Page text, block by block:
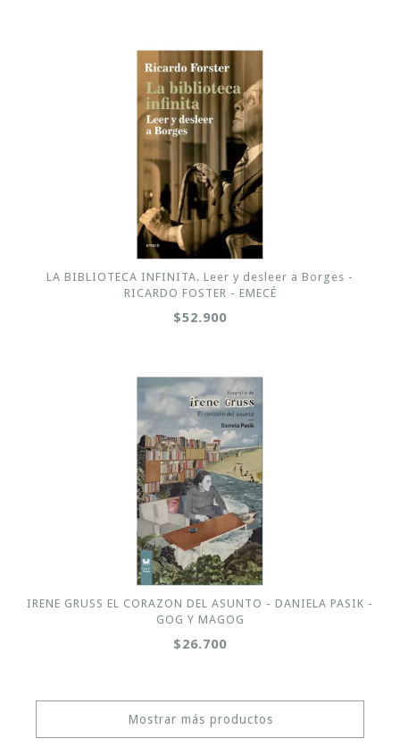
LA BIBLIOTECA INFINITA. Leer y desleer a Borges -
RICARDO FOSTER - EMECÉ
$52.900
IRENE GRUSS EL CORAZON DEL ASUNTO - DANIELA PASIK -
GOG Y MAGOG
$26.700
Mostrar más productos